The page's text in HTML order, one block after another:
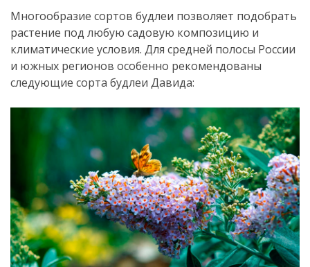
Многообразие сортов будлеи позволяет подобрать
растение под любую садовую композицию и
климатические условия. Для средней полосы России
и южных регионов особенно рекомендованы
следующие сорта будлеи Давида: